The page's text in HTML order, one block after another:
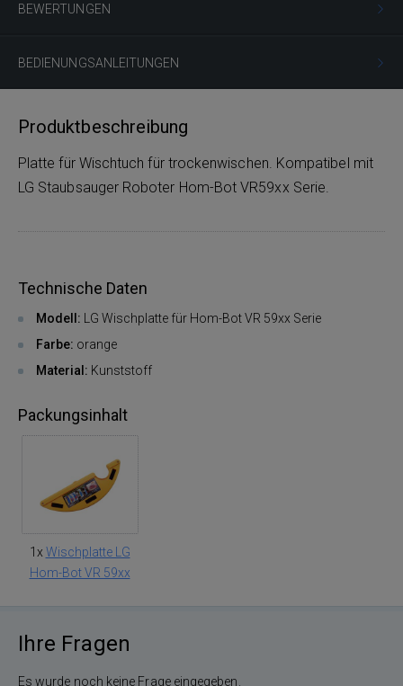
BEWERTUNGEN
BEDIENUNGSANLEITUNGEN
Produktbeschreibung
Platte für Wischtuch für trockenwischen. Kompatibel mit
LG Staubsauger Roboter Hom-Bot VR59xx Serie.
Technische Daten
Modell: LG Wischplatte für Hom-Bot VR 59xx Serie
Farbe: orange
Material: Kunststoff
Packungsinhalt
1x Wischplatte LG
Hom-Bot VR 59xx
Ihre Fragen
Es wurde noch keine Frage eingegeben.